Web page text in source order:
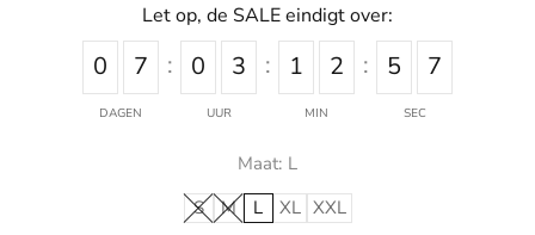
0 7
DAGEN
0 3
UUR
1 2
MIN
5 7
SEC
Let op, de SALE eindigt over:
Maat: L
S
M L XL XXL